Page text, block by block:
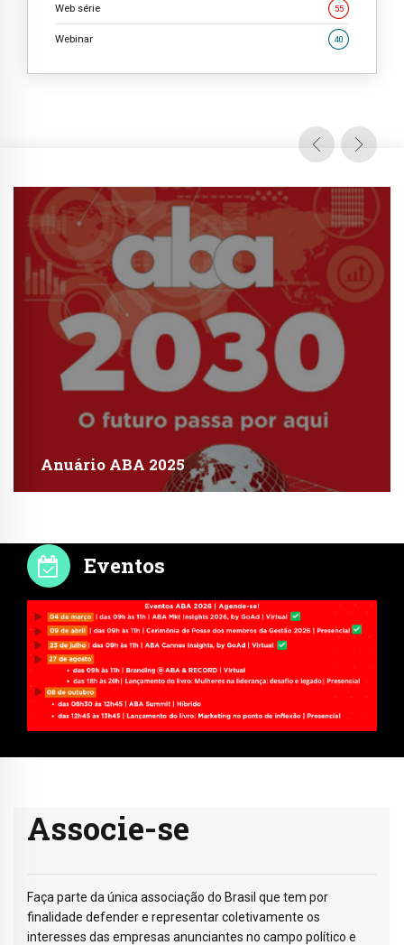
Web série 55
Webinar 40
Anuário ABA 2025
Eventos
Associe-se
Faça parte da única associação do Brasil que tem por
finalidade defender e representar coletivamente os
interesses das empresas anunciantes no campo político e